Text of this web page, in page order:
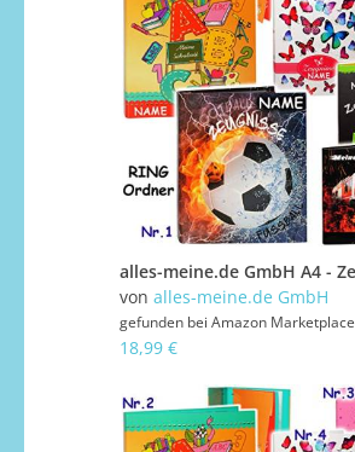
von alles-meine.de GmbH
gefunden bei Amazon Marketplace
18,99 €